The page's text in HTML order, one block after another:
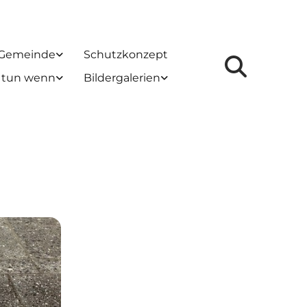
Schutzkonzept
tun wenn
Bildergalerien